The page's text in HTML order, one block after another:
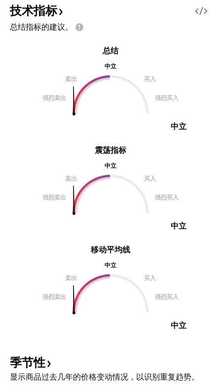
技术指标
总结指标的建议。
震荡指标
中立
卖出
买入
强烈卖出 强烈买入
中立
总结
中立
卖出
买入
强烈卖出 强烈买入
中立
移动平均线
中立
卖出
买入
强烈卖出 强烈买入
中立
季节性
显示商品过去几年的价格变动情况，以识别重复趋势。